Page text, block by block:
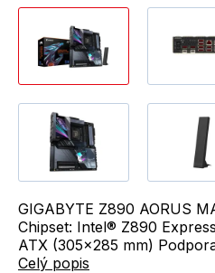
GIGABYTE Z890 AORUS
Chipset: Intel® Z890
ATX (305x285 mm)
Celý popis